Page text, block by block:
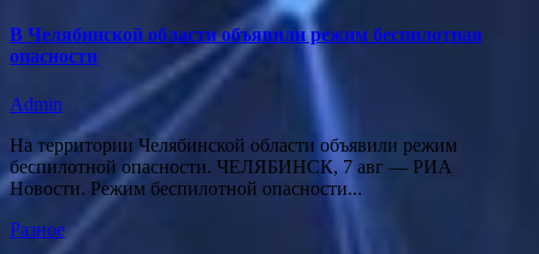
В Челябинской области объявили режим беспилотная
опасности
Admin
На территории Челябинской области объявили режим
беспилотной опасности. ЧЕЛЯБИНСК, 7 авг — РИА
Новости. Режим беспилотной опасности...
Разное